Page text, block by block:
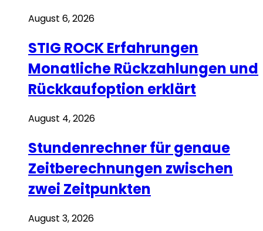
August 6, 2026
STIG ROCK Erfahrungen
Monatliche Rückzahlungen und
Rückkaufoption erklärt
August 4, 2026
Stundenrechner für genaue
Zeitberechnungen zwischen
zwei Zeitpunkten
August 3, 2026